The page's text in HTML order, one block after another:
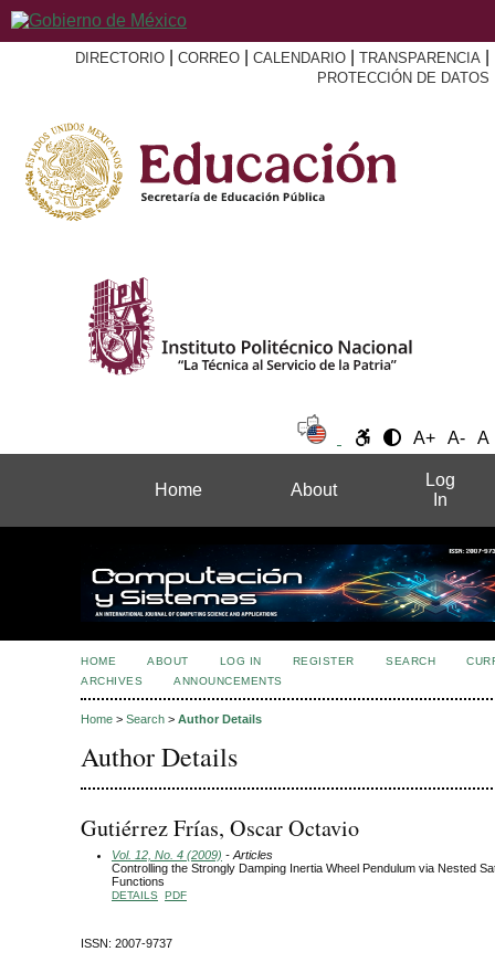
DIRECTORIO CORREO CALENDARIO TRANSPARENCIA
PROTECCIÓN DE DATOS
A+ A- A
Home About
Log
In
HOME ABOUT LOG IN REGISTER SEARCH
ARCHIVES
ANNOUNCEMENTS
Home > Search > Author Details
Author Details
Gutiérrez Frías, Oscar Octavio
Vol. 12, No. 4 (2009) - Articles
Controlling the Strongly Damping Inertia Wheel Pendulum via Nested
Functions
DETAILS PDF
ISSN: 2007-9737